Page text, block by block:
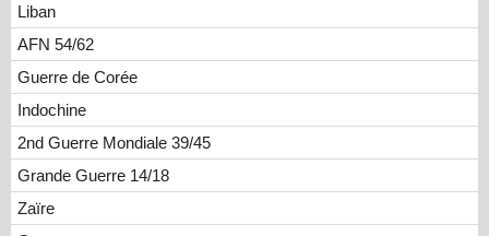
Liban
AFN 54/62
Guerre de Corée
Indochine
2nd Guerre Mondiale 39/45
Grande Guerre 14/18
Zaïre